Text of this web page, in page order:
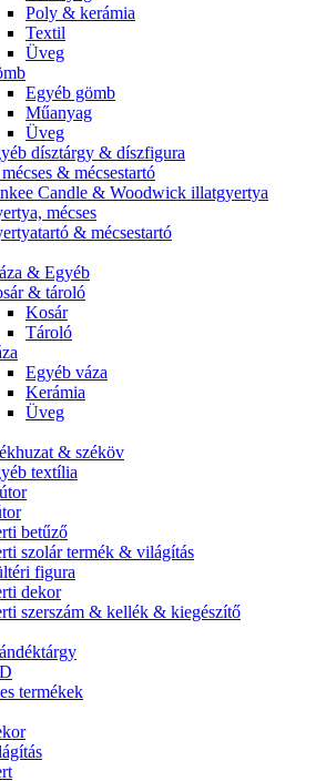
Poly & kerámia
Textil
Üveg
Egyéb gömb
Műanyag
Üveg
dísztárgy & díszfigura
& mécsestartó
Candle & Woodwick illatgyertya
mécses
& mécsestartó
& Egyéb
& tároló
Kosár
Tároló
Egyéb váza
Kerámia
Üveg
& széköv
textília
betűző
szolár termék & világítás
figura
dekor
szerszám & kellék & kiegészítő
termékek